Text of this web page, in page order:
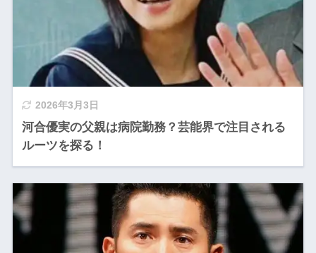
2026年3月3日
河合優実の父親は病院勤務？芸能界で注目される
ルーツを探る！